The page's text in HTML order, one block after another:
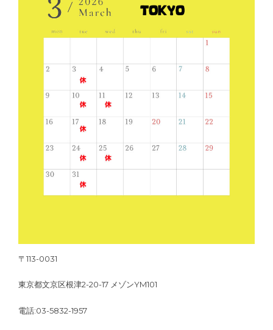
〒113-0031
東京都文京区根津2-20-17 メゾンYM101
電話:03-5832-1957